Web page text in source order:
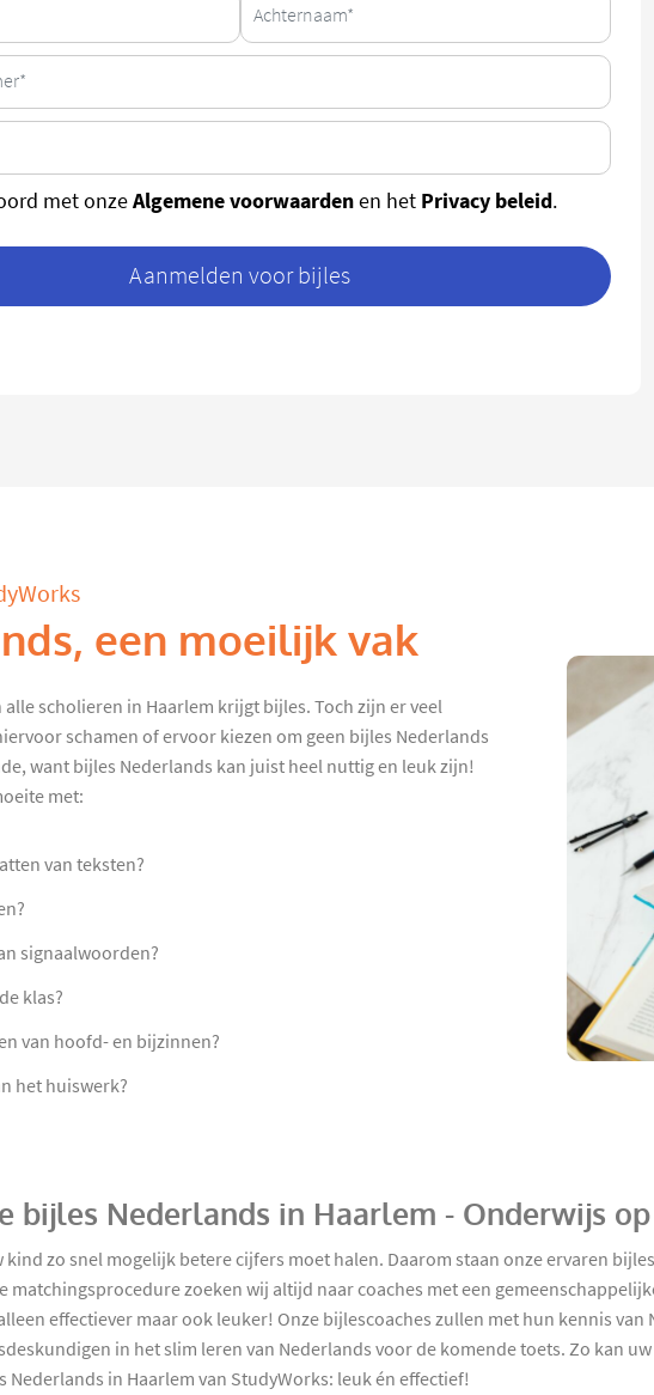
met onzeAlgemene voorwaardenen het Privacy beleid.
Aanmelden voor bijles
een moeilijk vak
alle scholieren in Haarlem krijgt bijles. Toch zijn er veel
schamen of ervoor kiezen om geen bijles Nederlands
want bijles Nederlands kan juist heel nuttig en leuk zijn!
met:
van teksten?
signaalwoorden?
klas?
van hoofd- en bijzinnen?
het huiswerk?
bijles Nederlands in Haarlem - Onderwijs
zo snel mogelijk betere cijfers moet halen. Daarom staan onze ervaren
matchingsprocedure zoeken wij altijd naar coaches met een
effectiever maar ook leuker! Onze bijlescoaches zullen met hun kennis
in het slim leren van Nederlands voor de komende toets. Zo kan
Nederlands in Haarlem van StudyWorks: leuk én effectief!